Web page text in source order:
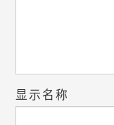
显示名称